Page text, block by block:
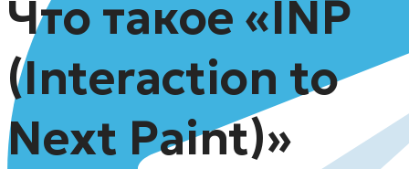
Что такое «INP
(Interaction to
Next Paint)»